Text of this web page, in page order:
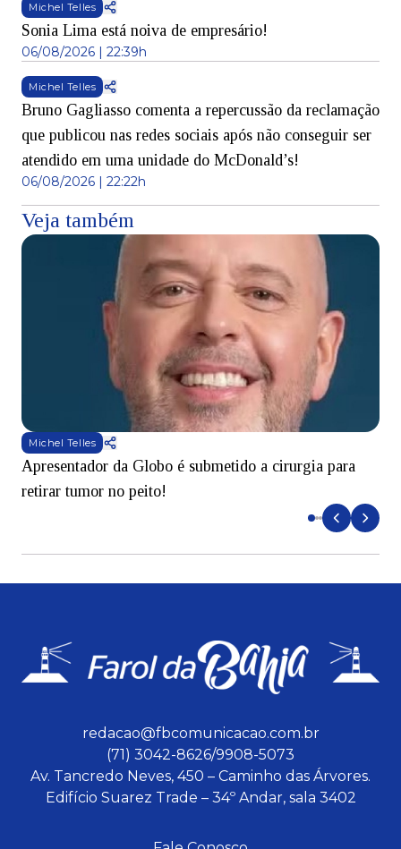
Michel Telles
Sonia Lima está noiva de empresário!
06/08/2026 | 22:39h
Michel Telles
Bruno Gagliasso comenta a repercussão da reclamação
que publicou nas redes sociais após não conseguir ser
atendido em uma unidade do McDonald’s!
06/08/2026 | 22:22h
Veja também
Michel Telles
Apresentador da Globo é submetido a cirurgia para
retirar tumor no peito!
redacao@fbcomunicacao.com.br
(71) 3042-8626/9908-5073
Av. Tancredo Neves, 450 – Caminho das Árvores.
Edifício Suarez Trade – 34º Andar, sala 3402